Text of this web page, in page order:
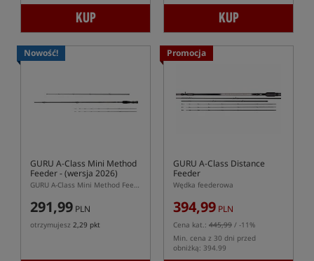
KUP KUP
Nowość!
GURU A-Class Mini Method
Feeder- (wersja 2026)
GURU A-Class Mini Method Feeder – krótka wędka do Feeder Bomb
291,99 PLN
otrzymujesz 2,29 pkt
Promocja
GURU A-Class Distance
Feeder
Wędka feederowa
394,99 PLN
Cena kat.: 445,99 / -11%
Min. cena z 30 dni przed
obniżką: 394.99